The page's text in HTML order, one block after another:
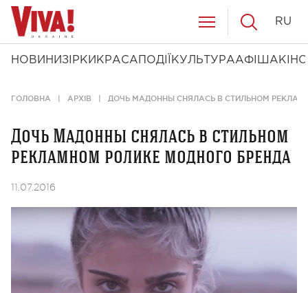
НОВИНИ ЗІРКИ КРАСА ПОДІЇ КУЛЬТУРААФІША КІНО
RU
ГОЛОВНА АРХІВ ДОЧЬ МАДОННЫ СНЯЛАСЬ В СТИЛЬНОМ
Дочь Мадонны снялась в стильном
рекламном ролике модного бренда
11.07.2016